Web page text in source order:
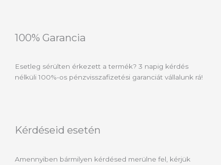
100% Garancia
Esetleg sérülten érkezett a termék? 3 napig kérdés
nélküli 100%-os pénzvisszafizetési garanciát vállalunk rá!
Kérdéseid esetén
Amennyiben bármilyen kérdésed merülne fel, kérjük